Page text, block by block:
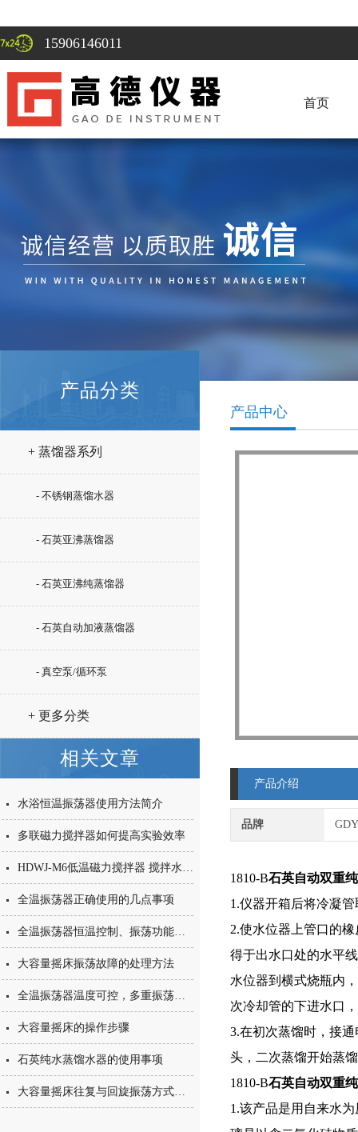
15906146011
首页
产品分类
+ 蒸馏器系列
- 不锈钢蒸馏水器
- 石英亚沸蒸馏器
- 石英亚沸纯蒸馏器
- 石英自动加液蒸馏器
- 真空泵/循环泵
+ 更多分类
相关文章
水浴恒温振荡器使用方法简介
多联磁力搅拌器如何提高实验效率
HDWJ-M6低温磁力搅拌器 搅拌水浴锅精度强磁搅拌
全温振荡器正确使用的几点事项
全温振荡器恒温控制、振荡功能于一体
大容量摇床振荡故障的处理方法
全温振荡器温度可控，多重振荡方式可调
大容量摇床的操作步骤
石英纯水蒸馏水器的使用事项
大容量摇床往复与回旋振荡方式的正确选择
产品中心
产品介绍
品牌
1810-B石英自动双重
1.仪器开箱后将冷凝
2.使水位器上管口的
得于出水口处的水平
水位器到横式烧瓶内
次冷却管的下进水口
3.在初次蒸馏时，接
头，二次蒸馏开始蒸
1810-B石英自动双重
1.该产品是用自来水